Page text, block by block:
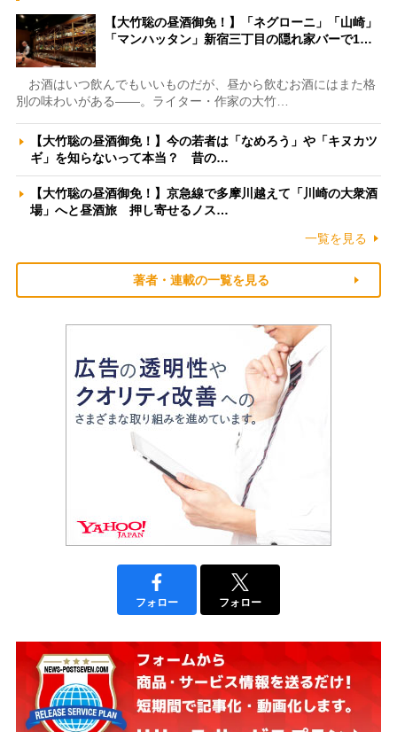
【大竹聡の昼酒御免！】「ネグローニ」「山崎」
「マンハッタン」新宿三丁目の隠れ家バーで1…
お酒はいつ飲んでもいいものだが、昼から飲むお酒にはまた格
別の味わいがある――。ライター・作家の大竹…
【大竹聡の昼酒御免！】今の若者は「なめろう」や「キヌカツ
ギ」を知らないって本当？ 昔の…
【大竹聡の昼酒御免！】京急線で多摩川越えて「川崎の大衆酒
場」へと昼酒旅 押し寄せるノス…
一覧を見る
著者・連載の一覧を見る
フォロー フォロー